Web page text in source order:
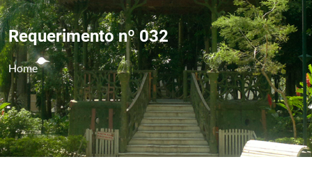
Requerimento nº 032
Home